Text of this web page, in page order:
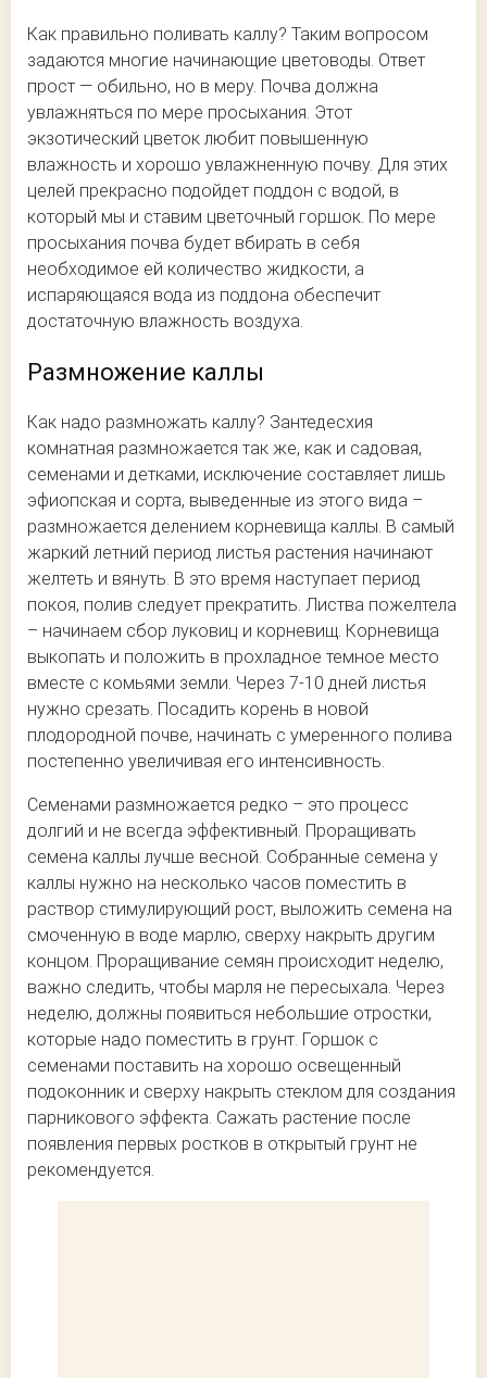
Как правильно поливать каллу? Таким вопросом
задаются многие начинающие цветоводы. Ответ
прост — обильно, но в меру. Почва должна
увлажняться по мере просыхания. Этот
экзотический цветок любит повышенную
влажность и хорошо увлажненную почву. Для этих
целей прекрасно подойдет поддон с водой, в
который мы и ставим цветочный горшок. По мере
просыхания почва будет вбирать в себя
необходимое ей количество жидкости, а
испаряющаяся вода из поддона обеспечит
достаточную влажность воздуха.
Размножение каллы
Как надо размножать каллу? Зантедесхия
комнатная размножается так же, как и садовая,
семенами и детками, исключение составляет лишь
эфиопская и сорта, выведенные из этого вида –
размножается делением корневища каллы. В самый
жаркий летний период листья растения начинают
желтеть и вянуть. В это время наступает период
покоя, полив следует прекратить. Листва пожелтела
– начинаем сбор луковиц и корневищ. Корневища
выкопать и положить в прохладное темное место
вместе с комьями земли. Через 7-10 дней листья
нужно срезать. Посадить корень в новой
плодородной почве, начинать с умеренного полива
постепенно увеличивая его интенсивность.
Семенами размножается редко – это процесс
долгий и не всегда эффективный. Проращивать
семена каллы лучше весной. Собранные семена у
каллы нужно на несколько часов поместить в
раствор стимулирующий рост, выложить семена на
смоченную в воде марлю, сверху накрыть другим
концом. Проращивание семян происходит неделю,
важно следить, чтобы марля не пересыхала. Через
неделю, должны появиться небольшие отростки,
которые надо поместить в грунт. Горшок с
семенами поставить на хорошо освещенный
подоконник и сверху накрыть стеклом для создания
парникового эффекта. Сажать растение после
появления первых ростков в открытый грунт не
рекомендуется.